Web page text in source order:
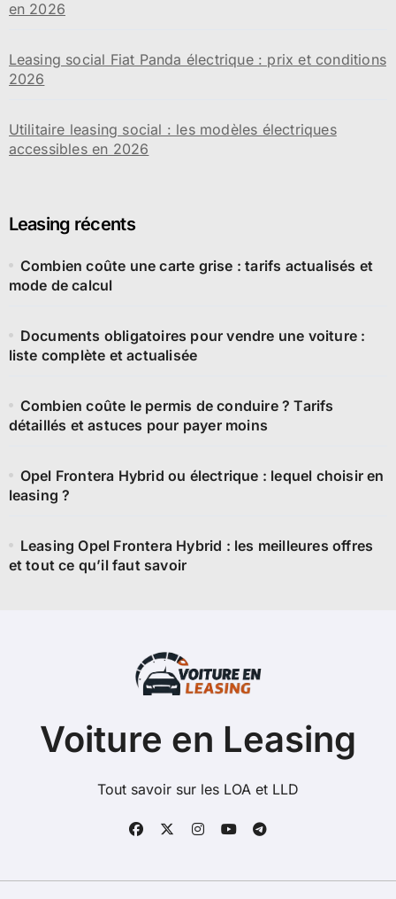
en 2026
Leasing social Fiat Panda électrique : prix et conditions
2026
Utilitaire leasing social : les modèles électriques
accessibles en 2026
Leasing récents
Combien coûte une carte grise : tarifs actualisés et
mode de calcul
Documents obligatoires pour vendre une voiture :
liste complète et actualisée
Combien coûte le permis de conduire ? Tarifs
détaillés et astuces pour payer moins
Opel Frontera Hybrid ou électrique : lequel choisir en
leasing ?
Leasing Opel Frontera Hybrid : les meilleures offres
et tout ce qu’il faut savoir
Voiture en Leasing
Tout savoir sur les LOA et LLD